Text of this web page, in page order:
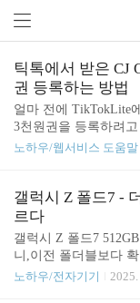
틱톡에서 받은 CJ
권 등록하는 방법
얼마 전에 TikTokLite
3천원권을 등록하려
을 수 없더라구요.아
록 화면이 나타납니다
조회하면등록이 가능
용처CJ제일제당, CJ
M, MYCT, CJ E&M
극장 매점)CJ푸드빌
스, 제일제면소 등 외
노하우/웹서비스 도움말
갤럭시 Z 폴드7 -
르다
갤럭시 Z 폴드7
니,이전 폴더블보다
스럽습니다.가장 먼저
노하우/전자기기